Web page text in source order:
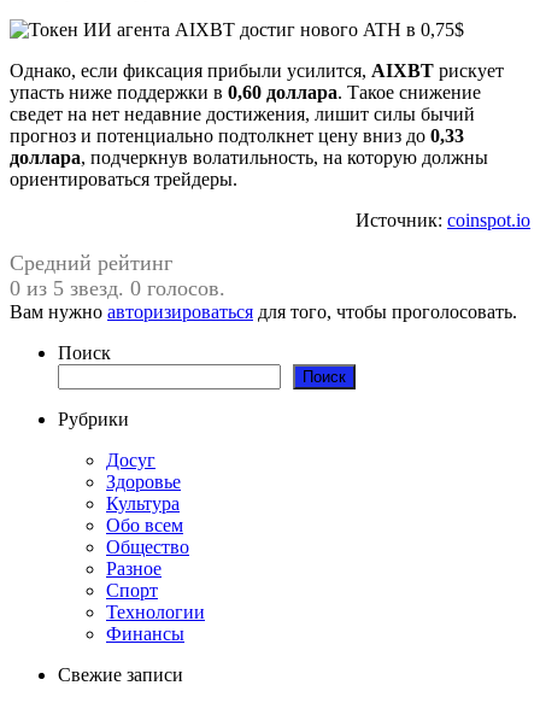
Однако, если фиксация прибыли усилится, AIXBT рискует
упасть ниже поддержки в 0,60 доллара. Такое снижение
сведет на нет недавние достижения, лишит силы бычий
прогноз и потенциально подтолкнет цену вниз до 0,33
доллара, подчеркнув волатильность, на которую должны
ориентироваться трейдеры.
Источник: coinspot.io
Средний рейтинг
0 из 5 звезд. 0 голосов.
Вам нужно авторизироваться для того, чтобы проголосовать.
Поиск
Поиск
Рубрики
Досуг
Здоровье
Культура
Обо всем
Общество
Разное
Спорт
Технологии
Финансы
Свежие записи